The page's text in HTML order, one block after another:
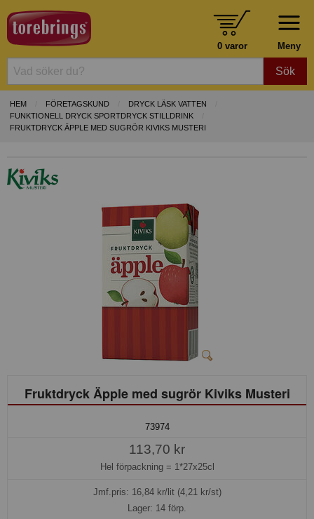
Meny
0 varor
Sök
HEM FÖRETAGSKUND
DRYCK LÄSK VATTEN
FUNKTIONELL DRYCK SPORTDRYCK STILLDRINK
FRUKTDRYCK ÄPPLE MED SUGRÖR KIVIKS MUSTERI
Fruktdryck Äpple med sugrör Kiviks Musteri
73974
113,70 kr
Hel förpackning = 1*27x25cl
Jmf.pris: 16,84kr/lit (4,21 kr/st)
Lager: 14 förp.